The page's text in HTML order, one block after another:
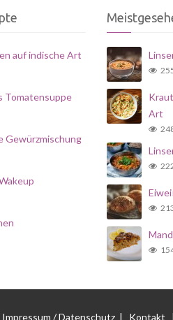
auf indische Art
Tomatensuppe
Gewürzmischung
Art
Impressum / Datenschutz | Kontakt